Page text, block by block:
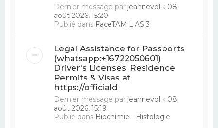
Dernier message par jeannevol « 08
août 2026, 15:20
Publié dans FaceTAM L.AS 3
Legal Assistance for Passports
(whatsapp:+16722050601)
Driver's Licenses, Residence
Permits & Visas at
https://officiald
Dernier message par jeannevol « 08
août 2026, 15:19
Publié dans Biochimie - Histologie